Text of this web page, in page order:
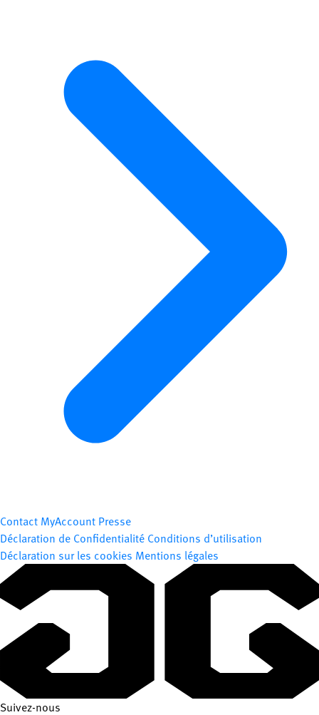
Contact MyAccount Presse
Déclaration de Confidentialité Conditions d’utilisation
Déclaration sur les cookies Mentions légales
Suivez-nous